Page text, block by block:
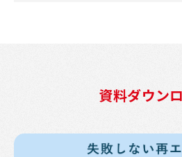
資料ダウン